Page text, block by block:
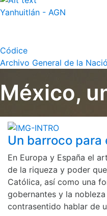
Yanhuitlán - AGN
Códice
Archivo General de la
México,
Un barroco para
En Europa y España el
de la riqueza y poder
Católica, así como una
gobernantes y la
contrasentido hablar de